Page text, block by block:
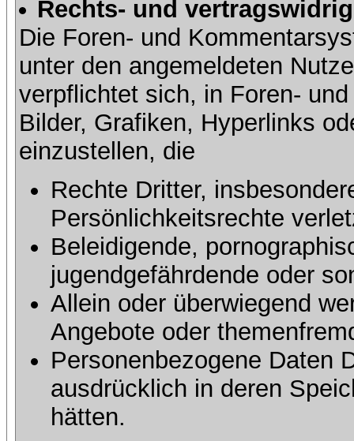
Rechts- und
Die Foren- und
unter den angemeldeten
verpflichtet sich, in Foren-
Bilder, Grafiken, Hyperlinks
einzustellen, die
Rechte Dritter,
Persönlichkeitsrechte
Beleidigende,
jugendgefährdende oder
Allein oder überwiegend
Angebote oder
Personenbezogene Daten
ausdrücklich in deren
hätten.